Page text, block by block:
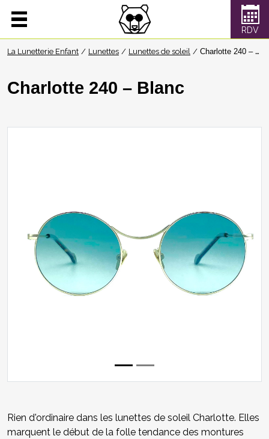
La Lunetterie Enfant Lunettes Lunettes de soleil Charlotte 240 – Blanc
Charlotte 240 – Blanc
Rien d'ordinaire dans les lunettes de soleil Charlotte. Elles
marquent le début de la folle tendance des montures